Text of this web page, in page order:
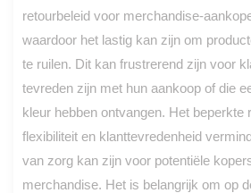
retourbeleid voor merchandise-
waardoor het lastig kan zijn om
te ruilen. Dit kan frustrerend zijn voor
tevreden zijn met hun aankoop of die
kleur hebben ontvangen. Het beperkte
flexibiliteit en klanttevredenheid
van zorg kan zijn voor potentiële
merchandise. Het is belangrijk om op